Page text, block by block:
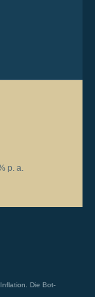
p. a.
Die Bot-